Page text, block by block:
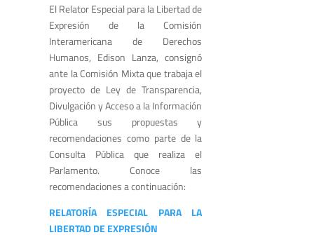
El Relator Especial para la Libertad de
Expresión de la Comisión
Interamericana de Derechos
Humanos, Edison Lanza, consignó
ante la Comisión Mixta que trabaja el
proyecto de Ley de Transparencia,
Divulgación y Acceso a la Información
Pública sus propuestas y
recomendaciones como parte de la
Consulta Pública que realiza el
Parlamento. Conoce las
recomendaciones a continuación:
RELATORÍA ESPECIAL PARA LA
LIBERTAD DE EXPRESIÓN